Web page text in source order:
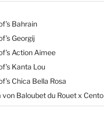
Bahrain
Georgij
Action Aimee
Kanta Lou
Chica Bella Rosa
von Baloubet du Rouet x Cento